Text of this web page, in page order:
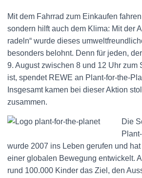
Mit dem Fahrrad zum Einkaufen
sondern hilft auch dem Klima: Mit der
radeln“ wurde dieses
besonders belohnt. Denn für jeden,
9. August zwischen 8 und 12 Uhr zum
ist, spendet REWE an Plant-for-the-
Insgesamt kamen bei dieser Aktion
zusammen.
Die
wurde 2007 ins Leben gerufen und
einer globalen Bewegung entwickelt.
rund 100.000 Kinder das Ziel, den